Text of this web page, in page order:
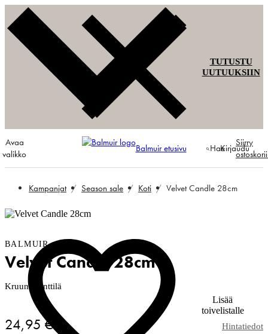
TUTUSTU
UUTUUKSIIN
Avaa
valikko
Balmuir etusivu HaeKirjaudu
Siirry
Kampanjat Season sale Koti Velvet Candle 28cm
Lisää
toivelistalle
BALMUIR
Velvet Candle 28cm
Kruunukynttilä
24,95 € Hintatiedot